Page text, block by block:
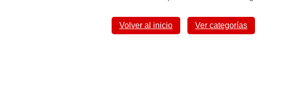
Volver al inicio Ver categorías